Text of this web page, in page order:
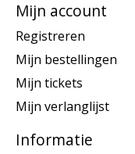
Mijn account
Registreren
Mijn bestellingen
Mijn tickets
Mijn verlanglijst
Informatie